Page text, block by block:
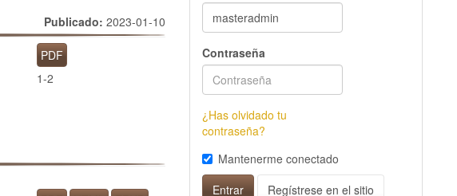
Publicado: 2023-01-10
PDF
1-2
Contraseña
¿Has olvidado tu
contraseña?
Mantenerme conectado
Entrar
Regístrese en el sitio